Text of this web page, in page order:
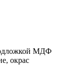
МДФ
окрас